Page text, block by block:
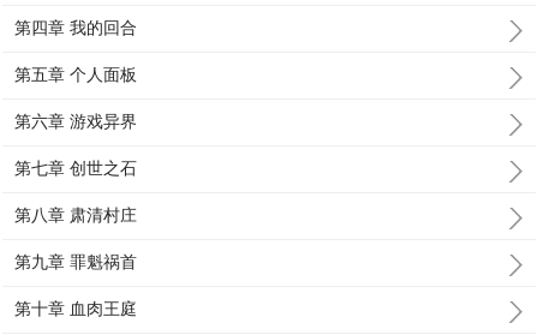
第四章 我的回合
第五章 个人面板
第六章 游戏异界
第七章 创世之石
第八章 肃清村庄
第九章 罪魁祸首
第十章 血肉王庭